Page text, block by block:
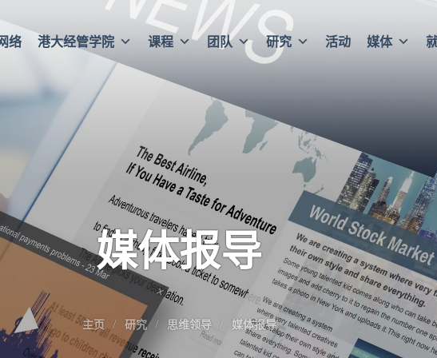
络 港大经管学院 课程 团队 研究 活动 媒体
媒体报导
主页 研究 思维领导 媒体报导